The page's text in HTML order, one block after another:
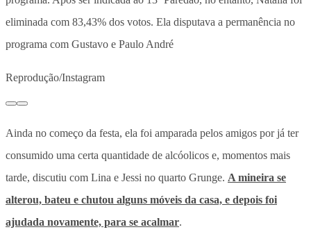
eliminada com 83,43% dos votos. Ela disputava a permanência no
programa com Gustavo e Paulo André
Reprodução/Instagram
Ainda no começo da festa, ela foi amparada pelos amigos por já ter
consumido uma certa quantidade de alcóolicos e, momentos mais
tarde, discutiu com Lina e Jessi no quarto Grunge. A mineira se
alterou, bateu e chutou alguns móveis da casa, e depois foi
ajudada novamente, para se acalmar.